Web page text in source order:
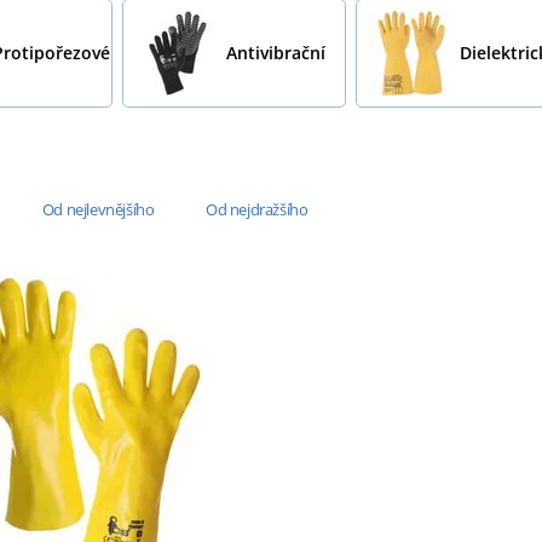
Antivibrační
Od nejlevnějšího Od nejdražšího